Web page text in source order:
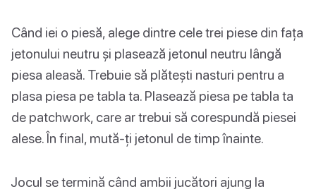
Când iei o piesă, alege dintre cele trei piese din fața
jetonului neutru și plasează jetonul neutru lângă
piesa aleasă. Trebuie să plătești nasturi pentru a
plasa piesa pe tabla ta. Plasează piesa pe tabla ta
de patchwork, care ar trebui să corespundă piesei
alese. În final, mută-ți jetonul de timp înainte.
Jocul se termină când ambii jucători ajung la